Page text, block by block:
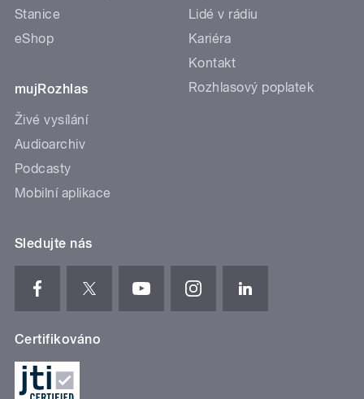
Stanice
eShop
mujRozhlas
Živé vysílání
Audioarchiv
Podcasty
Mobilní aplikace
Lidé v rádiu
Kariéra
Kontakt
Rozhlasový poplatek
Sledujte nás
Certifikováno